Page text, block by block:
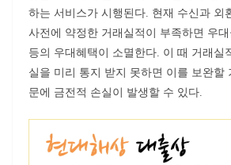
하는 서비스가 시행된다. 현재 수신과 외
사전에 약정한 거래실적이 부족하면 우
등의 우대혜택이 소멸한다. 이 때 거래실
실을 미리 통지 받지 못하면 이를 보완할
문에 금전적 손실이 발생할 수 있다.